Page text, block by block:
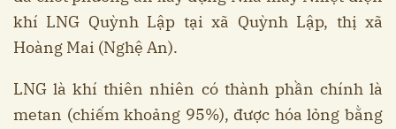
khí LNG Quỳnh Lập tại xã Quỳnh Lập, thị xã
Hoàng Mai (Nghệ An).
LNG là khí thiên nhiên có thành phần chính là
metan (chiếm khoảng 95%), được hóa lỏng bằng